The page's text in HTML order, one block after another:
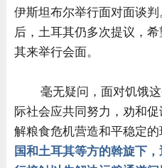
伊斯坦布尔举行面对面谈
后，土耳其仍多次提议，
其来举行会面。
毫无疑问，面对饥饿
际社会应共同努力，劝和
解粮食危机营造和平稳定
国和土耳其等方的斡旋下